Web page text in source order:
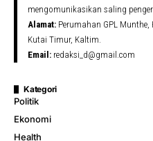
mengomunikasikan saling
Alamat: Perumahan GPL Munthe,
Kutai Timur, Kaltim.
Email: redaksi_d@gmail.com
Kategori
Politik
Ekonomi
Health